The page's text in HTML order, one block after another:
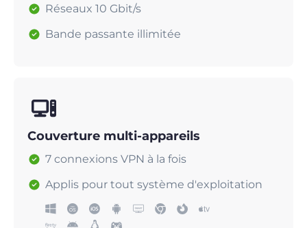
Réseaux 10 Gbit/s
Bande passante illimitée
Couverture multi-appareils
7 connexions VPN à la fois
Applis pour tout système d'exploitation